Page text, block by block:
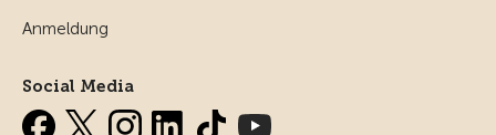
Anmeldung
Social Media